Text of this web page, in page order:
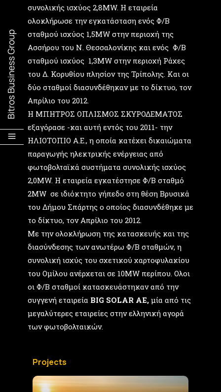
συνολικής ισχύος 2,8MW. H εταιρεία
ολοκλήρωσε την εγκατάσταση ενός Φ/Β
σταθμού ισχύος 1,5MW στην περιοχή της
Ασσήρου του Ν. Θεσσαλονίκης και ενός Φ/Β
σταθμού ισχύος 1,3MW στην περιοχή Ράχες
του Δ. Κορυθίου πλησίον της Τρίπολης. Και οι
δύο σταθμοί διασυνδέθηκαν με το δίκτυο, τον
Απρίλιο του 2012.
Η ΜΠΗΤΡΟΣ ΟΠΛΙΣΜΟΣ ΣΚΥΡΟΔΕΜΑΤΟΣ
εξαγόρασε -και αυτή εντός του 2011- την
ΗΛΙΟΤΟΠΙΟ Α.Ε., η οποία κατέχει δικαιώματα
παραγωγής ηλεκτρικής ενέργειας από
φωτοβολταϊκά συστήματα συνολικής ισχύος
2,0MW. H εταιρεία εγκατέστησε Φ/Β σταθμό
2ΜW σε ιδιόκτητο γήπεδο στη θέση Βρυσικά
του Δήμου Σπάρτης ο οποίος διασυνδέθηκε με
το δίκτυο, τον Απρίλιο του 2012.
Με την ολοκλήρωση της κατασκευής και της
διασύνδεσης των ανωτέρω Φ/Β σταθμών, η
συνολική ισχύς του σχετικού χαρτοφυλακίου
του Ομίλου ανέρχεται σε 10MW περίπου. Ολοι
οι Φ/Β σταθμοί κατασκευάστηκαν από την
συγγενή εταιρεία BIG SOLAR AE, μία από τις
μεγαλύτερες εταιρείες στην ελληνική αγορά
των φωτοβολταικών.
Projects